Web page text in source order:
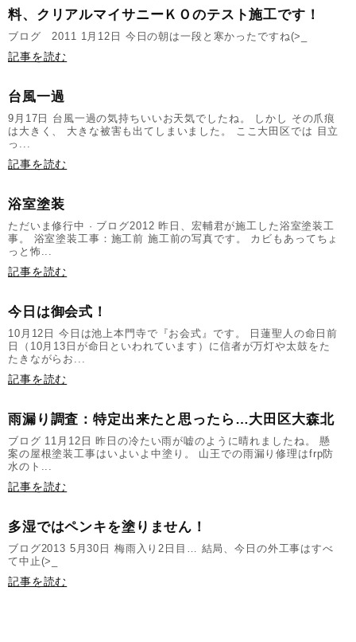
料、クリアルマイサニーＫＯのテスト施工です！
ブログ 2011 1月12日 今日の朝は一段と寒かったですね(>_
記事を読む
台風一過
9月17日 台風一過の気持ちいいお天気でしたね。 しかし その爪痕
は大きく、 大きな被害も出てしまいました。 ここ大田区では 目立
っ...
記事を読む
浴室塗装
ただいま修行中 · ブログ2012 昨日、宏輔君が施工した浴室塗装工
事。 浴室塗装工事：施工前 施工前の写真です。 カビもあってちょ
っと怖...
記事を読む
今日は御会式！
10月12日 今日は池上本門寺で『お会式』です。 日蓮聖人の命日前
日（10月13日が命日といわれています）に信者が万灯や太鼓をた
たきながらお...
記事を読む
雨漏り調査：特定出来たと思ったら…大田区大森北
ブログ 11月12日 昨日の冷たい雨が嘘のように晴れましたね。 懸
案の屋根塗装工事はいよいよ中塗り。 山王での雨漏り修理はfrp防
水のト...
記事を読む
多湿ではペンキを塗りません！
ブログ2013 5月30日 梅雨入り2日目… 結局、今日の外工事はすべ
て中止(>_
記事を読む